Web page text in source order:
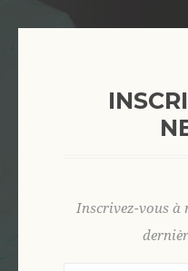
Inscrivez-vous à